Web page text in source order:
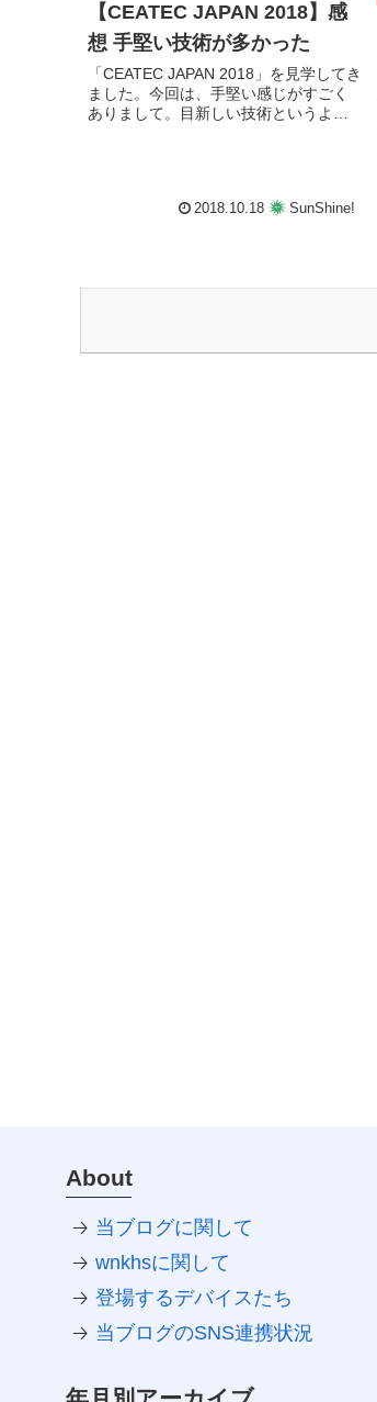
【CEATEC JAPAN 2018】感
想 手堅い技術が多かった
「CEATEC JAPAN 2018」を見学してき
ました。今回は、手堅い感じがすごく
ありまして。目新しい技術というより
2018.10.18 SunShine!
About
当ブログに関して
wnkhsに関して
登場するデバイスたち
当ブログのSNS連携状況